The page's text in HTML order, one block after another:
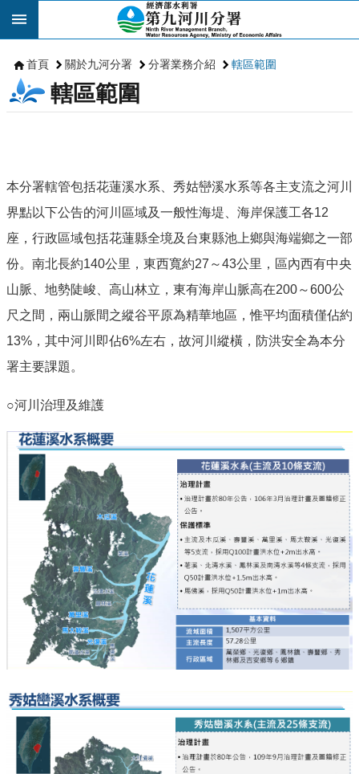
跳到主要內容區塊
首頁 關於九河分署 分署業務介紹 轄區範圍
轄區範圍
本分署轄管包括花蓮溪水系、秀姑巒溪水系等各主支流之河川
界點以下公告的河川區域及一般性海堤、海岸保護工各12
座，行政區域包括花蓮縣全境及台東縣池上鄉與海端鄉之一部
份。南北長約140公里，東西寬約27～43公里，區內西有中央
山脈、地勢陡峻、高山林立，東有海岸山脈高在200～600公
尺之間，兩山脈間之縱谷平原為精華地區，惟平均面積僅佔約
13%，其中河川即佔6%左右，故河川縱橫，防洪安全為本分
署主要課題。
○河川治理及維護